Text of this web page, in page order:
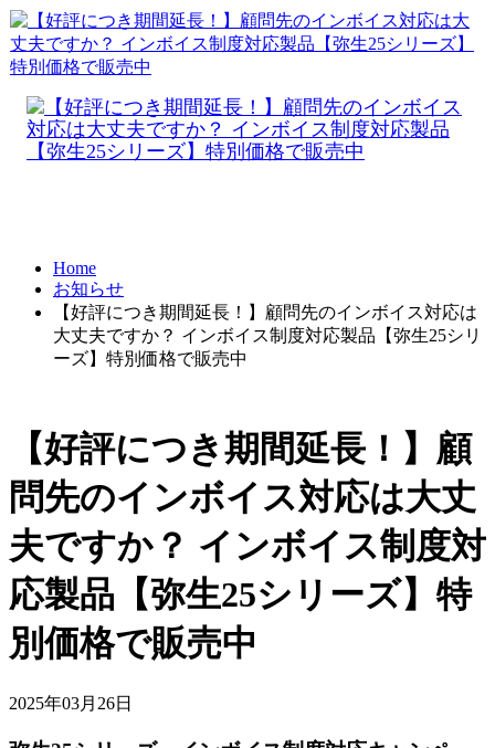
Home
お知らせ
【好評につき期間延長！】顧問先のインボイス対応は
大丈夫ですか？ インボイス制度対応製品【弥生25シリ
ーズ】特別価格で販売中
【好評につき期間延長！】顧
問先のインボイス対応は大丈
夫ですか？ インボイス制度対
応製品【弥生25シリーズ】特
別価格で販売中
2025年03月26日